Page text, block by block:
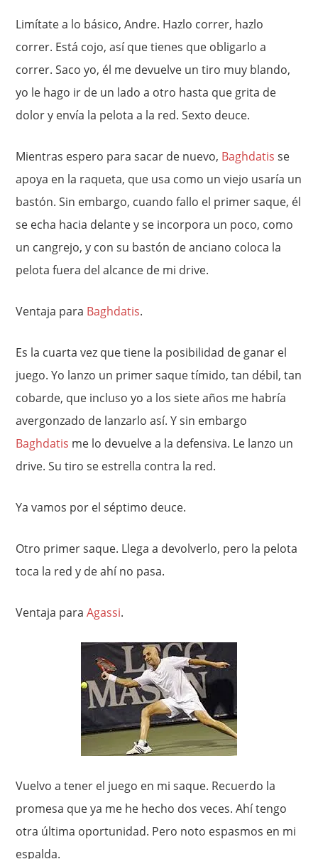
Limítate a lo básico, Andre. Hazlo correr, hazlo
correr. Está cojo, así que tienes que obligarlo a
correr. Saco yo, él me devuelve un tiro muy blando,
yo le hago ir de un lado a otro hasta que grita de
dolor y envía la pelota a la red. Sexto deuce.
Mientras espero para sacar de nuevo, Baghdatis se
apoya en la raqueta, que usa como un viejo usaría un
bastón. Sin embargo, cuando fallo el primer saque, él
se echa hacia delante y se incorpora un poco, como
un cangrejo, y con su bastón de anciano coloca la
pelota fuera del alcance de mi drive.
Ventaja para Baghdatis.
Es la cuarta vez que tiene la posibilidad de ganar el
juego. Yo lanzo un primer saque tímido, tan débil, tan
cobarde, que incluso yo a los siete años me habría
avergonzado de lanzarlo así. Y sin embargo
Baghdatis me lo devuelve a la defensiva. Le lanzo un
drive. Su tiro se estrella contra la red.
Ya vamos por el séptimo deuce.
Otro primer saque. Llega a devolverlo, pero la pelota
toca la red y de ahí no pasa.
Ventaja paraAgassi.
Vuelvo a tener el juego en mi saque. Recuerdo la
promesa que ya me he hecho dos veces. Ahí tengo
otra última oportunidad. Pero noto espasmos en mi
espalda.